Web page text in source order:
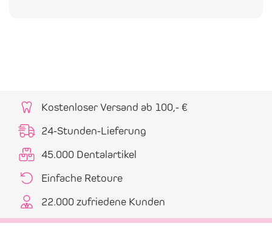
Kostenloser Versand ab 100,- €
24-Stunden-Lieferung
45.000 Dentalartikel
Einfache Retoure
22.000 zufriedene Kunden